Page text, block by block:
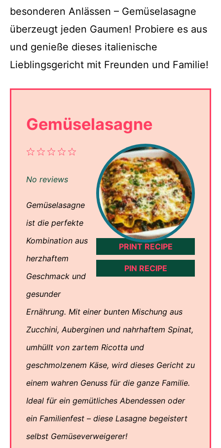
besonderen Anlässen – Gemüselasagne
überzeugt jeden Gaumen! Probiere es aus
und genieße dieses italienische
Lieblingsgericht mit Freunden und Familie!
Gemüselasagne
PRINT RECIPE
PIN RECIPE
4
3
2
1
No reviews
Gemüselasagne
ist die perfekte
Kombination aus
herzhaftem
Geschmack und
gesunder
Ernährung. Mit einer bunten Mischung aus
Zucchini, Auberginen und nahrhaftem Spinat,
umhüllt von zartem Ricotta und
geschmolzenem Käse, wird dieses Gericht zu
einem wahren Genuss für die ganze Familie.
Ideal für ein gemütliches Abendessen oder
ein Familienfest – diese Lasagne begeistert
selbst Gemüseverweigerer!